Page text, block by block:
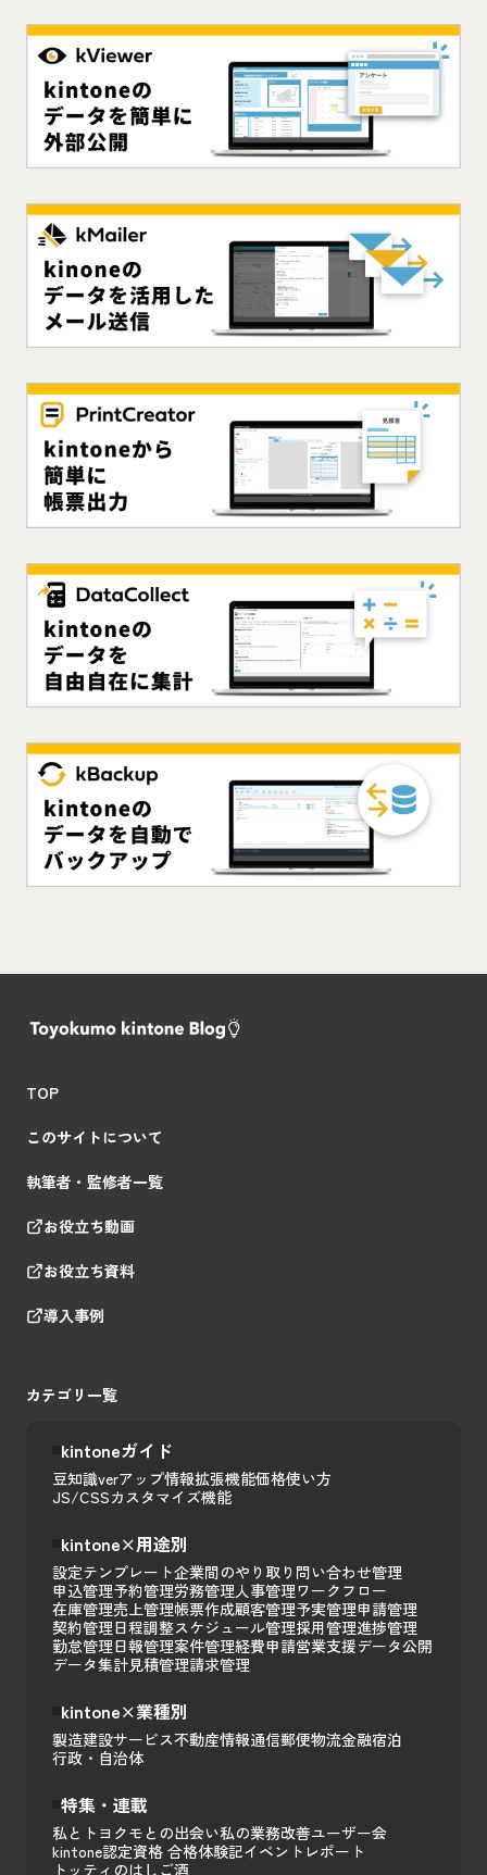
TOP
このサイトについて
執筆者・監修者一覧
お役立ち動画
お役立ち資料
導入事例
カテゴリ一覧
kintoneガイド
豆知識verアップ情報拡張機能価格使い方
JS/CSSカスタマイズ機能
kintone×用途別
設定テンプレート企業間のやり取り 問い合わせ管理
申込管理予約管理労務管理人事管理ワークフロー
在庫管理売上管理帳票作成顧客管理予実管理申請管理
契約管理日程調整スケジュール管理採用管理進捗管理
勤怠管理日報管理案件管理経費申請営業支援データ公開
データ集計見積管理請求管理
kintone×業種別
製造建設サービス不動産情報通信郵便物流金融宿泊
行政・自治体
特集・連載
私とトヨクモとの出会い私の業務改善ユーザー会
kintone認定資格 合格体験記イベントレポート
トッティのはしご酒